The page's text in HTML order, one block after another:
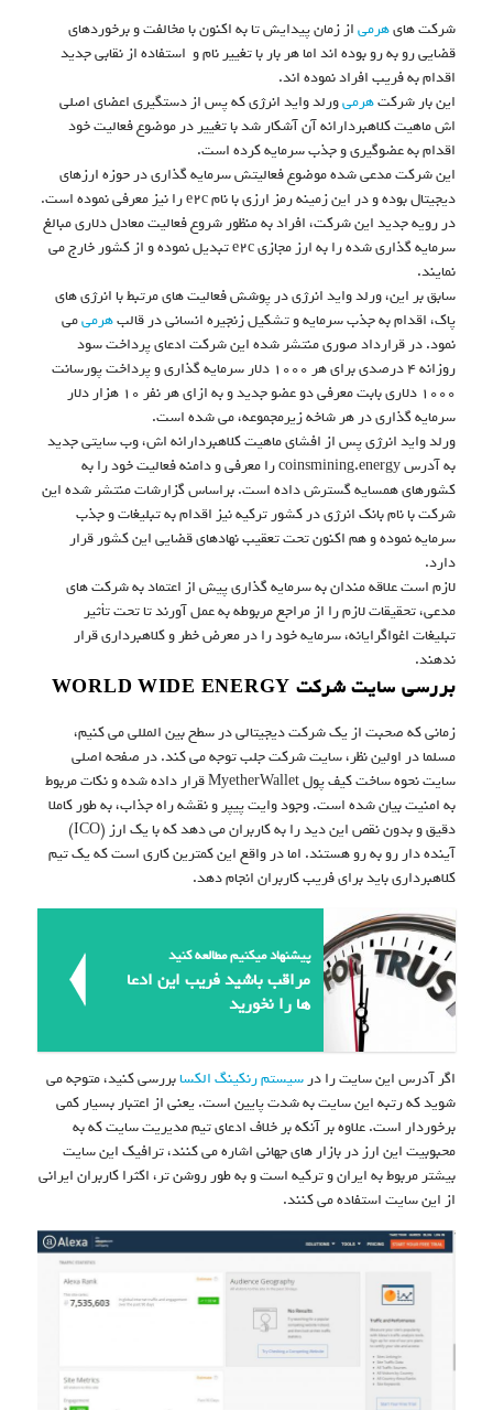
شرکت هایهرمیاز زمان پیدایش تا به اکنون با مخالفت و برخوردهای
قضایی رو به رو بوده اند اما هر بار با تغییر نام و استفاده از نقابی جدید
اقدام به فریب افراد نموده اند.
این بار شرکتهرمیورلد واید انرژی که پس از دستگیری اعضای اصلی
اش ماهیت کلاهبردارانه آن آشکار شد با تغییر در موضوع فعالیت خود
اقدام به عضوگیری و جذب سرمایه کرده است.
این شرکت مدعی شده موضوع فعالیتش سرمایه گذاری در حوزه ارزهای
دیجیتال بوده و در این زمینه رمز ارزی با نام e۲c را نیز معرفی نموده است.
در رویه جدید این شرکت، افراد به منظور شروع فعالیت معادل دلاری مبالغ
سرمایه گذاری شده را به ارز مجازی e۲c تبدیل نموده و از کشور خارج می
نمایند.
سابق بر این، ورلد واید انرژی در پوشش فعالیت های مرتبط با انرژی های
پاک، اقدام به جذب سرمایه و تشکیل زنجیره انسانی در قالبهرمیمی
نمود. در قرارداد صوری منتشر شده این شرکت ادعای پرداخت سود
روزانه ۴ درصدی برای هر ۱۰۰۰ دلار سرمایه گذاری و پرداخت پورسانت
۱۰۰۰ دلاری بابت معرفی دو عضو جدید و به ازای هر نفر ۱۰ هزار دلار
سرمایه گذاری در هر شاخه زیرمجموعه، می شده است.
ورلد واید انرژی پس از افشای ماهیت کلاهبردارانه اش، وب سایتی جدید
به آدرس coinsmining.energy را معرفی و دامنه فعالیت خود را به
کشورهای همسایه گسترش داده است. براساس گزارشات منتشر شده این
شرکت با نام بانک انرژی در کشور ترکیه نیز اقدام به تبلیغات و جذب
سرمایه نموده و هم اکنون تحت تعقیب نهادهای قضایی این کشور قرار
دارد.
لازم است علاقه مندان به سرمایه گذاری پیش از اعتماد به شرکت های
مدعی، تحقیقات لازم را از مراجع مربوطه به عمل آورند تا تحت تأثیر
تبلیغات اغواگرایانه، سرمایه خود را در معرض خطر و کلاهبرداری قرار
ندهند.
بررسی سایت شرکت WORLD WIDE ENERGY
زمانی که صحبت از یک شرکت دیجیتالی در سطح بین المللی می کنیم،
مسلما در اولین نظر، سایت شرکت جلب توجه می کند. در صفحه اصلی
سایت نحوه ساخت کیف پول MyetherWallet قرار داده شده و نکات مربوط
به امنیت بیان شده است. وجود وایت پیپر و نقشه راه جذاب، به طور کاملا
دقیق و بدون نقص این دید را به کاربران می دهد که با یک ارز (ICO)
آینده دار رو به رو هستند. اما در واقع این کمترین کاری است که یک تیم
کلاهبرداری باید برای فریب کاربران انجام دهد.
پیشنهاد میکنیم مطالعه کنید
مراقب باشید فریب این ادعا
ها را نخورید
اگر آدرس این سایت را درسیستم رنکینگ الکسابررسی کنید، متوجه می
شوید که رتبه این سایت به شدت پایین است. یعنی از اعتبار بسیار کمی
برخوردار است. علاوه بر آنکه بر خلاف ادعای تیم مدیریت سایت که به
محبوبیت این ارز در بازار های جهانی اشاره می کنند، ترافیک این سایت
بیشتر مربوط به ایران و ترکیه است و به طور روشن تر، اکثرا کاربران ایرانی
از این سایت استفاده می کنند.